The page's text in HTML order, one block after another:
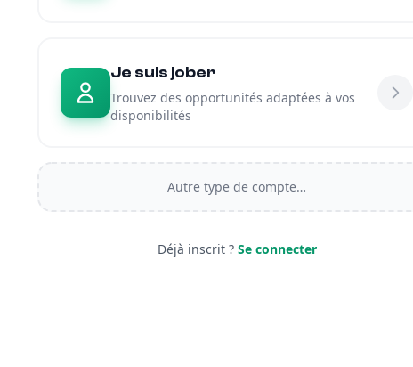
Je suis jober
Trouvez des opportunités adaptées à vos
disponibilités
Autre type de compte…
Déjà inscrit ? Se connecter